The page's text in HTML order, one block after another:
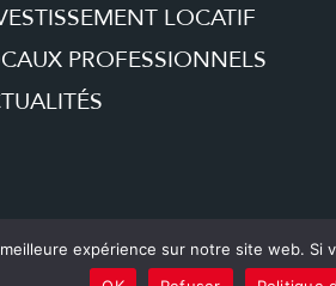
LOCATIF
PROFESSIONNELS
expérience sur notre site web.